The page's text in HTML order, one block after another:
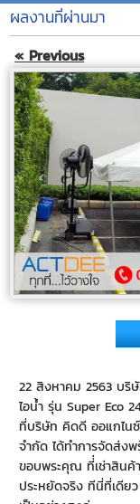
ผลงานที่ผ่านมา
« Previous
22 สิงหาคม 2563 บริ
ไอน้ำ รุ่น Super Eco
ที่บริษัท คิดดี ออแกไ
จำกัด ได้ทำการจัดส่ง
ขอบพระคุณ ที่่เช่าสินค้
ประหยัดจริง ทีนี่ที่เดี